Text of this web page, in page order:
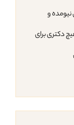
نیومده و
دکتری برای